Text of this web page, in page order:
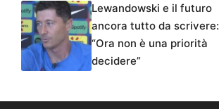
Lewandowski e il futuro
ancora tutto da scrivere:
“Ora non è una priorità
decidere”